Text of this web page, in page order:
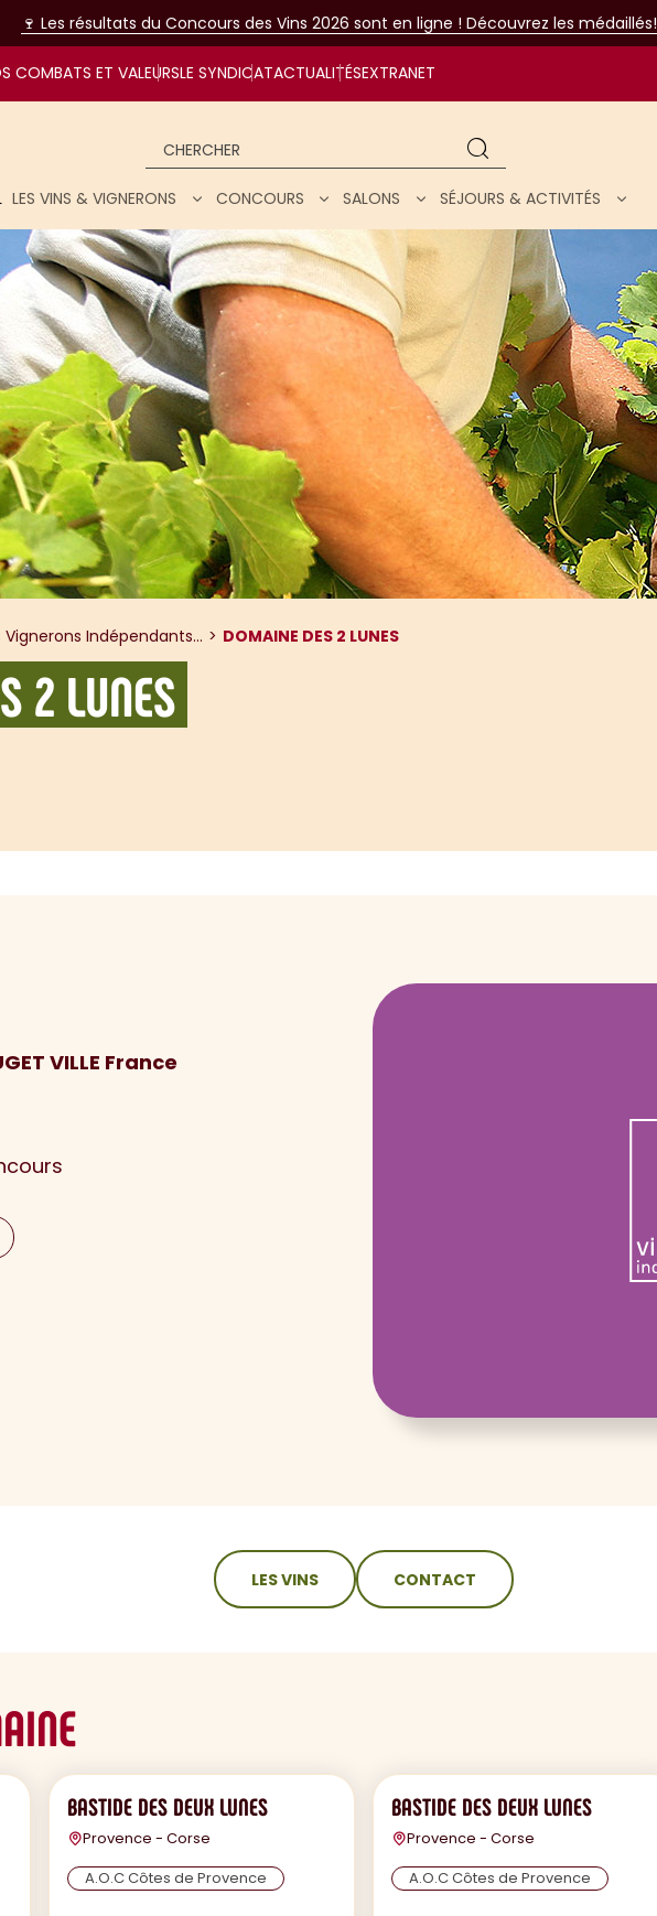
🍷 Les résultats du Concours des Vins 2026 sont en ligne ! Découvrez les médaillés!
COMBATS ET VALEURSLE SYNDICATACTUALITÉSEXTRANET
libres par nos vins
Chercher
LES VINS & VIGNERONS CONCOURS SALONS SÉJOURS & ACTIVITÉS
Indépendants... DOMAINE DES 2 LUNES
2 LUNES
VILLE France
LES VINS CONTACT
BASTIDE DES DEUX LUNES
Provence - Corse
A.O.C Côtes de Provence
BASTIDE DES DEUX LUNES
Provence - Corse
A.O.C Côtes de Provence